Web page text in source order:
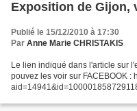
Exposition de Gijon,
Publié le 15/12/2010 à 17:30
Par Anne Marie CHRISTAKIS
Le lien indiqué dans l'article sur
pouvez les voir sur FACEBOOK :